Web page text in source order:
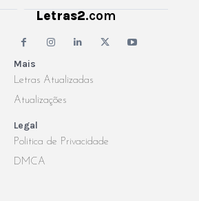
Mais
Letras Atualizadas
Atualizações
Legal
Politica de Privacidade
DMCA
Letras2.com